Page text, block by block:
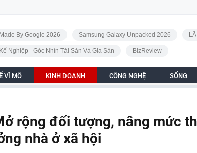
Made By Google 2026 Samsung Galaxy Unpacked 2026
Kế Nghiệp - Góc Nhìn Tài Sản Và Gia Sản BizReview
VĨ MÔ KINH DOANH CÔNG NGHỆ SỐNG
rộng đối tượng, nâng mức
nhà ở xã hội